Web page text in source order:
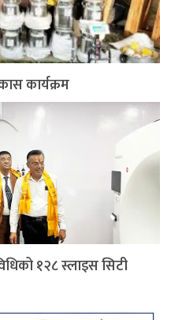
कार्यक्रम
१२८ स्लाइस सिटी